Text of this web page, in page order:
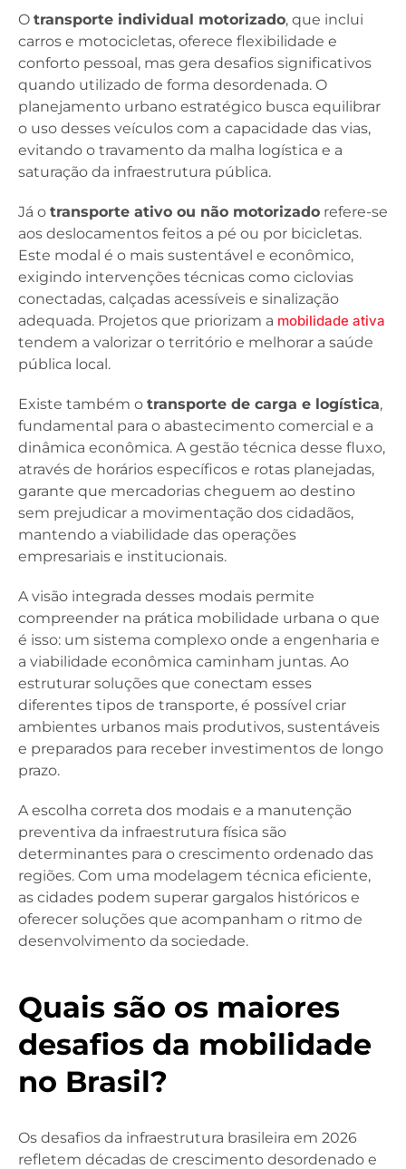
O transporte individual motorizado, que inclui
carros e motocicletas, oferece flexibilidade e
conforto pessoal, mas gera desafios significativos
quando utilizado de forma desordenada. O
planejamento urbano estratégico busca equilibrar
o uso desses veículos com a capacidade das vias,
evitando o travamento da malha logística e a
saturação da infraestrutura pública.
Já o transporte ativo ou não motorizado refere-se
aos deslocamentos feitos a pé ou por bicicletas.
Este modal é o mais sustentável e econômico,
exigindo intervenções técnicas como ciclovias
conectadas, calçadas acessíveis e sinalização
adequada. Projetos que priorizam a mobilidade ativa
tendem a valorizar o território e melhorar a saúde
pública local.
Existe também o transporte de carga e logística,
fundamental para o abastecimento comercial e a
dinâmica econômica. A gestão técnica desse fluxo,
através de horários específicos e rotas planejadas,
garante que mercadorias cheguem ao destino
sem prejudicar a movimentação dos cidadãos,
mantendo a viabilidade das operações
empresariais e institucionais.
A visão integrada desses modais permite
compreender na prática mobilidade urbana o que
é isso: um sistema complexo onde a engenharia e
a viabilidade econômica caminham juntas. Ao
estruturar soluções que conectam esses
diferentes tipos de transporte, é possível criar
ambientes urbanos mais produtivos, sustentáveis
e preparados para receber investimentos de longo
prazo.
A escolha correta dos modais e a manutenção
preventiva da infraestrutura física são
determinantes para o crescimento ordenado das
regiões. Com uma modelagem técnica eficiente,
as cidades podem superar gargalos históricos e
oferecer soluções que acompanham o ritmo de
desenvolvimento da sociedade.
Quais são os maiores
desafios da mobilidade
no Brasil?
Os desafios da infraestrutura brasileira em 2026
refletem décadas de crescimento desordenado e